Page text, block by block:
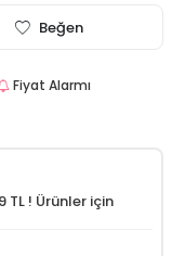
Beğen
Fiyat Alarmı
TL ! Ürünler için